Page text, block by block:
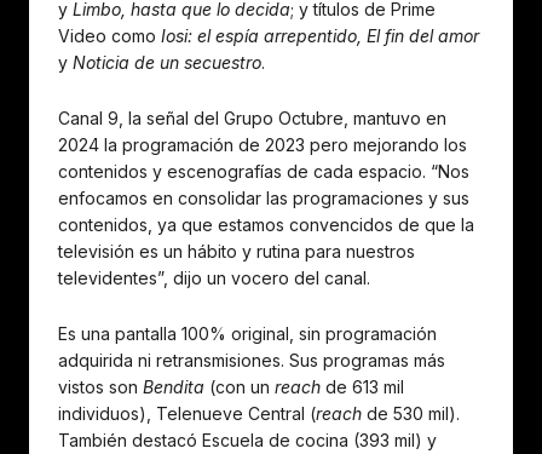
y Limbo, hasta que lo decida; y títulos de Prime
Video como Iosi: el espía arrepentido, El fin del amor
y Noticia de un secuestro.
Canal 9, la señal del Grupo Octubre, mantuvo en
2024 la programación de 2023 pero mejorando los
contenidos y escenografías de cada espacio. “Nos
enfocamos en consolidar las programaciones y sus
contenidos, ya que estamos convencidos de que la
televisión es un hábito y rutina para nuestros
televidentes”, dijo un vocero del canal.
Es una pantalla 100% original, sin programación
adquirida ni retransmisiones. Sus programas más
vistos son Bendita (con un reach de 613 mil
individuos), Telenueve Central (reach de 530 mil).
También destacó Escuela de cocina (393 mil) y